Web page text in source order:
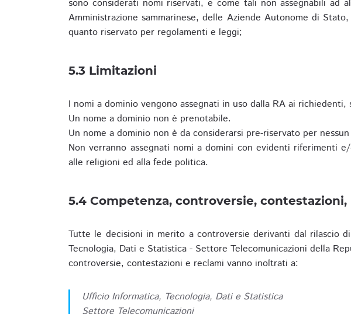
sono considerati nomi riservati, e come tali non assegnabili ad
Amministrazione sammarinese, delle Aziende Autonome di
quanto riservato per regolamenti e leggi;
5.3 Limitazioni
I nomi a dominio vengono assegnati in uso dalla RA ai
Un nome a dominio non è prenotabile.
Un nome a dominio non è da considerarsi pre-riservato per
Non verranno assegnati nomi a domini con evidenti riferimenti
alle religioni ed alla fede politica.
5.4 Competenza, controversie, contestazioni,
Tutte le decisioni in merito a controversie derivanti dal rilascio
Tecnologia, Dati e Statistica - Settore Telecomunicazioni della
controversie, contestazioni e reclami vanno inoltrati a:
Ufficio Informatica, Tecnologia, Dati e Statistica